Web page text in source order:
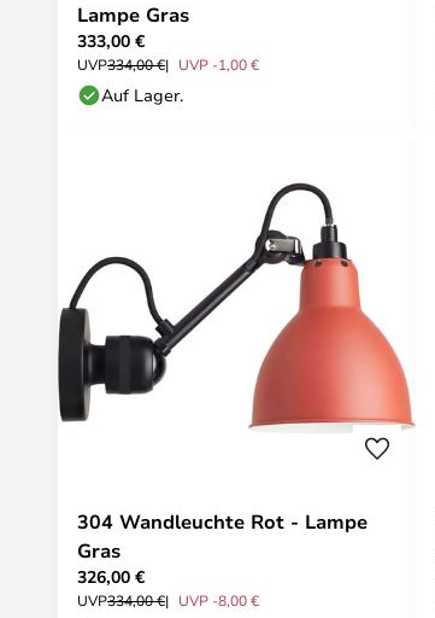
Lampe Gras
333,00 €
UVP334,00 € UVP -1,00 €
Auf Lager.
304 Wandleuchte Rot - Lampe
Gras
326,00 €
UVP334,00 € UVP -8,00 €